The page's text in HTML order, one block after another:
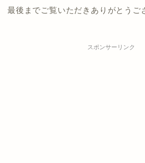
最後までご覧いただきありがとうご
スポンサーリンク